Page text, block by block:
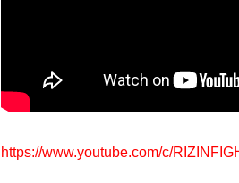
https://www.youtube.com/c/